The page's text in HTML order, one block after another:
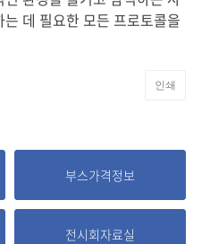
데 필요한 모든 프로토콜을
인쇄
부스가격정보
전시회자료실